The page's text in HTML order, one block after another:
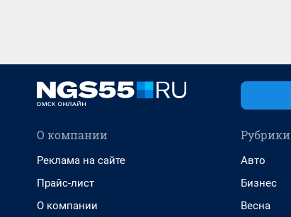
О компании
Реклама на сайте
Прайс-лист
О компании
Рубрики
Авто
Бизнес
Весна